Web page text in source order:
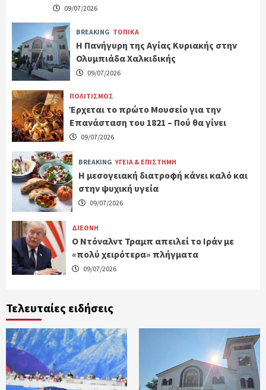
09/07/2026
BREAKING ΤΟΠΙΚΑ
Η Πανήγυρη της Αγίας Κυριακής στην
Ολυμπιάδα Χαλκιδικής
09/07/2026
ΠΟΛΙΤΙΣΜΟΣ
Έρχεται το πρώτο Μουσείο για την
Επανάσταση του 1821 – Πού θα γίνει
09/07/2026
BREAKING ΥΓΕΙΑ & ΕΠΙΣΤΗΜΗ
H μεσογειακή διατροφή κάνει καλό και
στην ψυχική υγεία
09/07/2026
ΔΙΕΘΝΗ
Ο Ντόναλντ Τραμπ απειλεί το Ιράν με
«πολύ χειρότερα» πλήγματα
09/07/2026
Τελευταίες ειδήσεις